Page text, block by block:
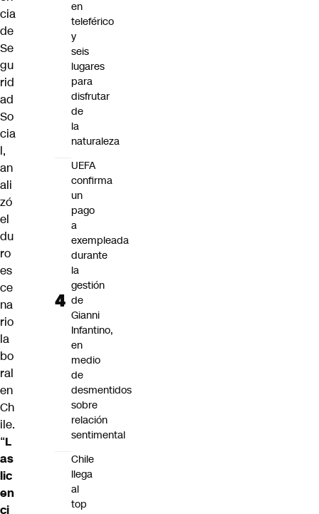
cia
de
Se
gu
rid
ad
So
cia
l,
an
ali
zó
el
du
ro
es
ce
na
rio
la
bo
ral
en
Ch
ile.
“L
as
lic
en
ci
en
teleférico
y
seis
lugares
para
disfrutar
de
la
naturaleza
UEFA
confirma
un
pago
a
exempleada
durante
la
gestión
de
Gianni
Infantino,
en
medio
de
desmentidos
sobre
relación
sentimental
Chile
llega
al
top